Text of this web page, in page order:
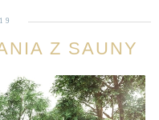
Z SAUNY